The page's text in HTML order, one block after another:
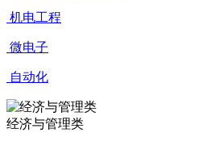
机电工程
微电子
自动化
经济与管理类